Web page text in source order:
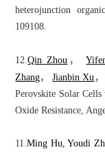
heterojunction
109108.
12.Qin Zhou ，
Zhang，Jianbin Xu ，
Perovskite Solar Cells
Oxide Resistance,
11.Ming Hu, Youdi